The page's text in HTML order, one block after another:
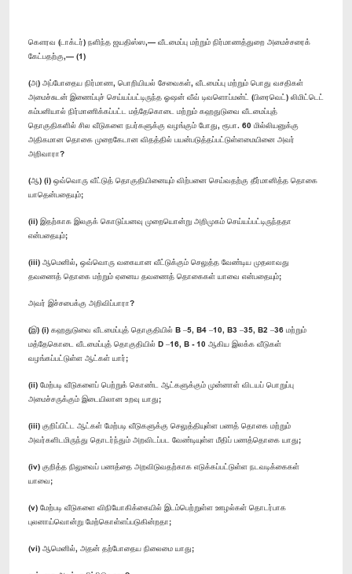
கௌரவ (டாக்டர்) நளிந்த ஜயதிஸ்ஸ,— வீடமைப்பு மற்றும் நிர்மாணத்துறை அமைச்சரைக்
கேட்பதற்கு,— (1)
(அ) அப்போதைய நிர்மாண, பொறியியல் சேவைகள், வீடமைப்பு மற்றும் பொது வசதிகள்
அமைச்சுடன் இணைப்புச் செய்யப்பட்டிருந்த ஓஷன் வீவ் டிவளொப்மன்ட் (பிரைவெட்) லிமிட்டெட்
கம்பனியால் நிர்மாணிக்கப்பட்ட மத்தேகொடை மற்றும் கஹதுடுவை வீடமைப்புத்
தொகுதிகளில் சில வீடுகளை நபர்களுக்கு வழங்கும் போது, ரூபா. 60 மில்லியனுக்கு
அதிகமான தொகை முறைகேடான விதத்தில் பயன்படுத்தப்பட்டுள்ளமையினை அவர்
அறிவாரா?
(ஆ) (i) ஒவ்வொரு வீட்டுத் தொகுதியினையும் விற்பனை செய்வதற்கு தீர்மானித்த தொகை
யாதென்பதையும்;
(ii) இதற்காக இலகுக் கொடுப்பனவு முறையொன்று அறிமுகம் செய்யப்பட்டிருந்ததா
என்பதையும்;
(iii) ஆமெனில், ஒவ்வொரு வகையான வீட்டுக்கும் செலுத்த வேண்டிய முதலாவது
தவணைத் தொகை மற்றும் ஏனைய தவணைத் தொகைகள் யாவை என்பதையும்;
அவர் இச்சபைக்கு அறிவிப்பாரா?
(இ) (i) கஹதுடுவை வீடமைப்புத் தொகுதியில் B –5, B4 –10, B3 –35, B2 –36 மற்றும்
மத்தேகொடை வீடமைப்புத் தொகுதியில் D –16, B - 10 ஆகிய இலக்க வீடுகள்
வழங்கப்பட்டுள்ள ஆட்கள் யார்;
(ii) மேற்படி வீடுகளைப் பெற்றுக் கொண்ட ஆட்களுக்கும் முன்னாள் விடயப் பொறுப்பு
அமைச்சருக்கும் இடையிலான உறவு யாது;
(iii) குறிப்பிட்ட ஆட்கள் மேற்படி வீடுகளுக்கு செலுத்தியுள்ள பணத் தொகை மற்றும்
அவர்களிடமிருந்து தொடர்ந்தும் அறவிடப்பட வேண்டியுள்ள மீதிப் பணத்தொகை யாது;
(iv) குறித்த நிலுவைப் பணத்தை அறவிடுவதற்காக எடுக்கப்பட்டுள்ள நடவடிக்கைகள்
யாவை;
(v) மேற்படி வீடுகளை விநியோகிக்கையில் இடம்பெற்றுள்ள ஊழல்கள் தொடர்பாக
புலனாய்வொன்று மேற்கொள்ளப்படுகின்றதா;
(vi) ஆமெனில், அதன் தற்போதைய நிலைமை யாது;